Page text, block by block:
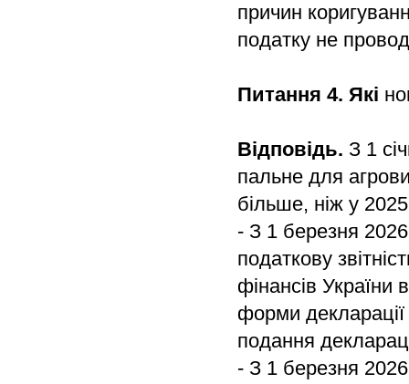
причин
податку не
Питання 4. Які
Відповідь. З 1
пальне для
більше, ніж у
- З 1 березня
податкову
фінансів
форми
подання
- З 1 березня